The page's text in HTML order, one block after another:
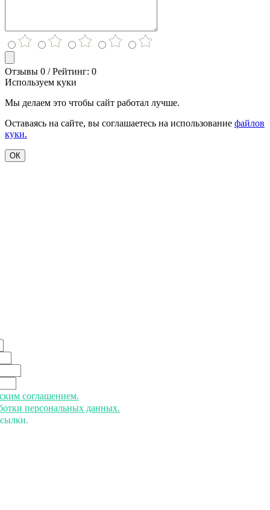
Отзывы 0 / Рейтинг: 0
Используем куки
Мы делаем это чтобы сайт работал лучше.
Оставаясь на сайте, вы соглашаетесь на использование файлов
куки.
ОК
соглашением.
персональных данных.